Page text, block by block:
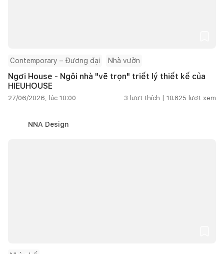
Contemporary – Đương đại Nhà vườn
Ngơi House - Ngôi nhà "vẽ trọn" triết lý thiết kế của
HIEUHOUSE
27/06/2026, lúc 10:00 3 lượt thích | 10.825 lượt xem
NNA Design